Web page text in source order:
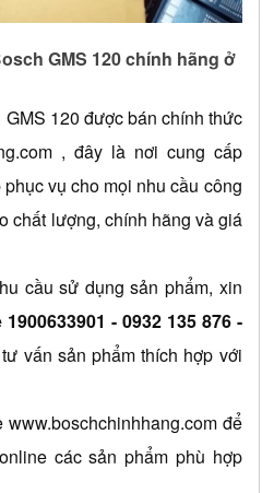
GMS 120 chính hãng ở
120 được bán chính thức
, đây là nơi cung cấp
vụ cho mọi nhu cầu công
chất lượng, chính hãng và giá
cầu sử dụng sản phẩm, xin
- 0932 135 876 -
vấn sản phẩm thích hợp với
www.boschchinhhang.com để
các sản phẩm phù hợp